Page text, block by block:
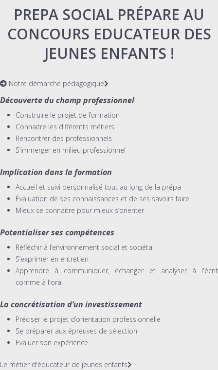
PREPA SOCIAL PRÉPARE AU
CONCOURS EDUCATEUR DES
JEUNES ENFANTS !
Notre démarche pédagogique
Découverte du champ professionnel
Construire le projet de formation
Connaitre les différents métiers
Rencontrer des professionnels
S’immerger en milieu professionnel
Implication dans la formation
Accueil et suivi personnalisé tout au long de la prépa
Évaluation de ses connaissances et de ses savoirs faire
Mieux se connaitre pour mieux s’orienter
Potentialiser ses compétences
Réfléchir à l’environnement social et sociétal
S’exprimer en entretien
Apprendre à communiquer, échanger et analyser à l'écrit
comme à l'oral
La concrétisation d’un investissement
Préciser le projet d’orientation professionnelle
Se préparer aux épreuves de sélection
Evaluer son expérience
Le métier d'éducateur de jeunes enfants